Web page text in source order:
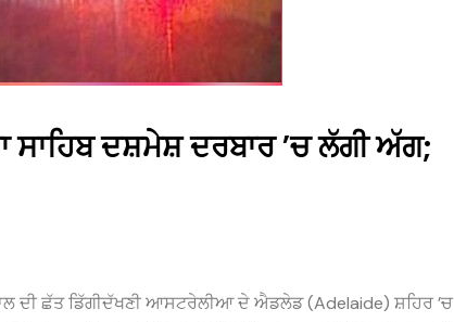
ਦਸ਼ਮੇਸ਼ ਦਰਬਾਰ ’ਚ ਲੱਗੀ ਅੱਗ;
ਦੀ ਛੱਤ ਡਿੱਗੀਦੱਖਣੀ ਆਸਟਰੇਲੀਆ ਦੇ ਐਡਲੇਡ (Adelaide) ਸ਼ਹਿਰ ’ਚ